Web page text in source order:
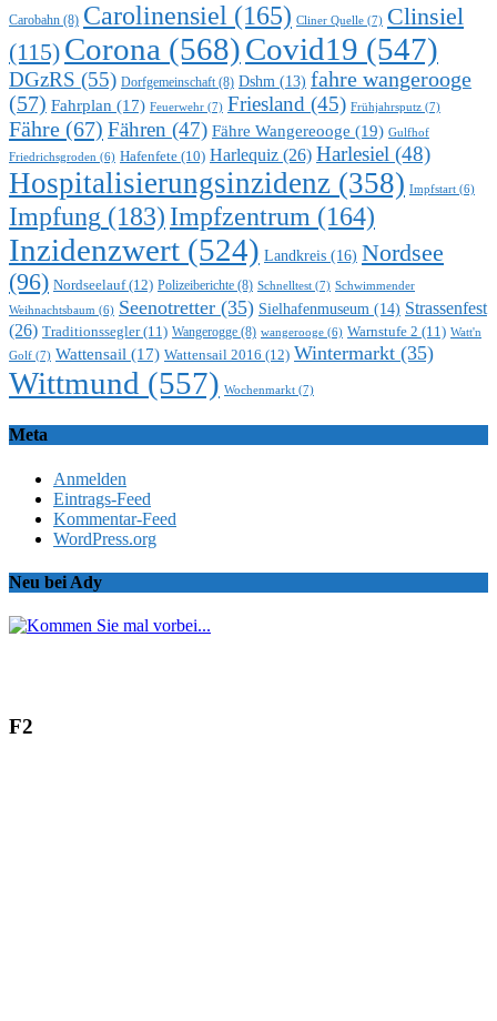
Carobahn (8) Carolinensiel (165) Cliner Quelle (7) Clinsiel
(115) Corona (568)Covid19 (547)
DGzRS (55) Dorfgemeinschaft(8) Dshm (13) fahre wangerooge
(57) Fahrplan (17) Feuerwehr (7) Friesland (45) Frühjahrsputz (7)
Fähre (67) Fähren (47) Fähre Wangereooge (19) Gulfhof
Friedrichsgroden (6) Hafenfete (10) Harlequiz (26) Harlesiel (48)
Hospitalisierungsinzidenz (358) Impfstart (6)
Impfung (183) Impfzentrum (164)
Inzidenzwert (524) Landkreis (16) Nordsee
(96) Nordseelauf(12) Polizeiberichte (8) Schnelltest (7) Schwimmender
Weihnachtsbaum (6) Seenotretter (35) Sielhafenmuseum (14) Strassenfest
(26) Traditionssegler(11) Wangerogge (8) wangerooge (6) Warnstufe 2 (11) Watt'n
Golf (7) Wattensail (17) Wattensail 2016 (12) Wintermarkt (35)
Wittmund (557) Wochenmarkt (7)
Meta
Anmelden
Eintrags-Feed
Kommentar-Feed
WordPress.org
Neu bei Ady
F2